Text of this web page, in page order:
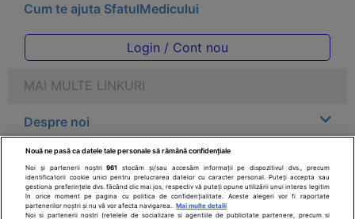
Cum te ajuta SfatulMedicului
Login / Cont nou
MAI MULTE LINKURI
Despre noi
Legal
Drepturile consumatorului
Nouă ne pasă ca datele tale personale să rămână confidențiale
Noi și partenerii noștri961
stocăm și/sau accesăm informații pe dispozitivul dvs., precum
identificatorii cookie unici pentru prelucrarea datelor cu caracter personal. Puteți accepta sau
gestiona preferințele dvs. făcând clic mai jos, respectiv vă puteți opune utilizării unui interes legitim
în orice moment pe pagina cu politica de confidențialitate. Aceste alegeri vor fi raportate
partenerilor noștri și nu vă vor afecta navigarea.
Mai multe detalii
Noi si partenerii nostri (retelele de socializare si agentiile de publicitate partenere, precum si